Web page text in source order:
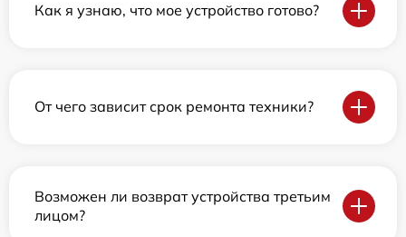
Как я узнаю, что мое устройство готово?
От чего зависит срок ремонта техники?
Возможен ли возврат устройства третьим
лицом?